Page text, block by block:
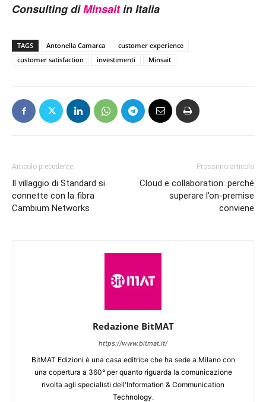
Consulting diMinsaitin Italia
TAGS Antonella Camarca
customer experience
customer satisfaction
investimenti Minsait
Articolo precedente
Il villaggio di Standard si
connette con la fibra
Cambium Networks
Prossimo articolo
Cloud e collaboration: perché
superare l’on-premise
conviene
Redazione BitMAT
https://www.bitmat.it/
BitMAT Edizioni è una casa editrice che ha sede a Milano con
una copertura a 360° per quanto riguarda la comunicazione
rivolta agli specialisti dell'lnformation & Communication
Technology.